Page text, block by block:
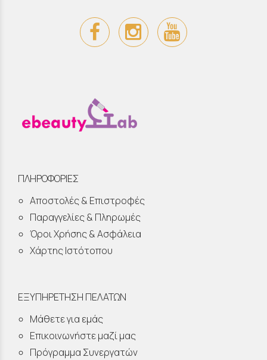
ΠΛΗΡΟΦΟΡΙΕΣ
Αποστολές & Επιστροφές
Παραγγελίες & Πληρωμές
Όροι Χρήσης & Ασφάλεια
Χάρτης Ιστότοπου
ΕΞΥΠΗΡΕΤΗΣΗ ΠΕΛΑΤΩΝ
Μάθετε για εμάς
Επικοινωνήστε μαζί μας
Πρόγραμμα Συνεργατών